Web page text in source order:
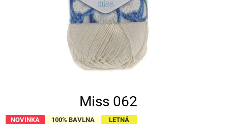
Miss 062
NOVINKA 100% BAVLNA LETNÁ